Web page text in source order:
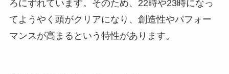
ろにずれています。そのため、22時や23時になっ
てようやく頭がクリアになり、創造性やパフォー
マンスが高まるという特性があります。